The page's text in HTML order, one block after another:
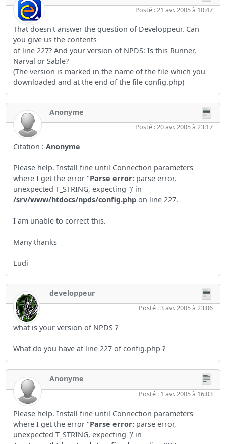
Posté : 21 avr. 2005 à 10:47
That doesn't answer the question of Developpeur. Can
you give us the contents
of line 227? And your version of NPDS: Is this Runner,
Narval or Sable?
(The version is marked in the name of the file which you
downloaded and at the end of the file config.php)
Anonyme
Posté : 20 avr. 2005 à 23:17
Citation :Anonyme
Please help. Install fine until Connection parameters
where I get the error "Parse error: parse error,
unexpected T_STRING, expecting ')' in
/srv/www/htdocs/npds/config.phpon line 227.
I am unable to correct this.
Many thanks
Ludi
developpeur
Posté : 3 avr. 2005 à 23:06
what is your version of NPDS ?
What do you have at line 227 of config.php ?
Anonyme
Posté : 1 avr. 2005 à 16:03
Please help. Install fine until Connection parameters
where I get the error "Parse error: parse error,
unexpected T_STRING, expecting ')' in